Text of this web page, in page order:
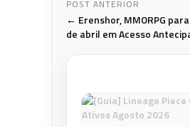
POST ANTERIOR
← Erenshor, MMORPG
de abril em Acesso